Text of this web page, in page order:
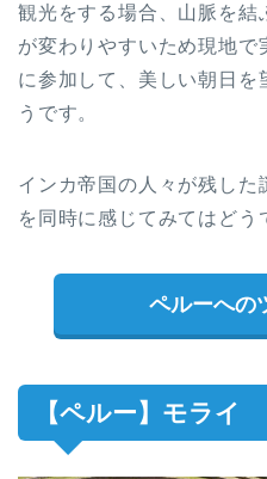
観光をする場合、山脈を結
が変わりやすいため現地で
に参加して、美しい朝日を
うです。
インカ帝国の人々が残した
を同時に感じてみてはどう
ペルーへの
【ペルー】モライ